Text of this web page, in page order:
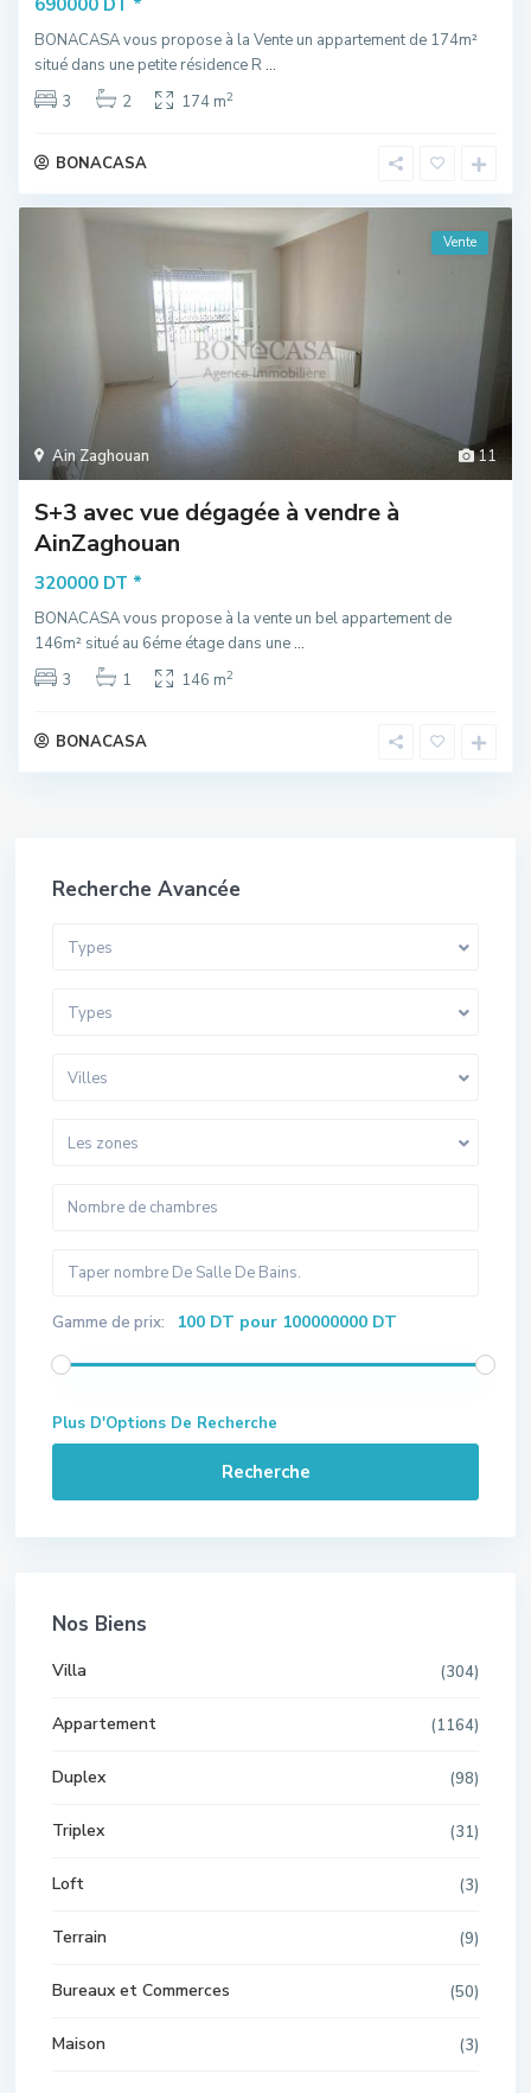
BONACASA vous propose à la Vente un appartement de 174m²
situé dans une petite résidence R...
3
2 174 m2
BONACASA
11
Ain Zaghouan
Vente
S+3 avec vue dégagée à vendre à
AinZaghouan
320000 DT *
BONACASA vous propose à la vente un bel appartement de
146m² situé au 6éme étage dans une...
3
1 146 m2
BONACASA
Recherche Avancée
Types
Types
Villes
Les zones
Gamme de prix: 100 DT pour 100000000 DT
Plus D'Options De Recherche
Recherche
Nos Biens
Villa (304)
Appartement (1164)
Duplex (98)
Triplex (31)
Loft (3)
Terrain (9)
Bureaux et Commerces (50)
Maison (3)